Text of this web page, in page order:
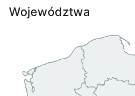
Województwa